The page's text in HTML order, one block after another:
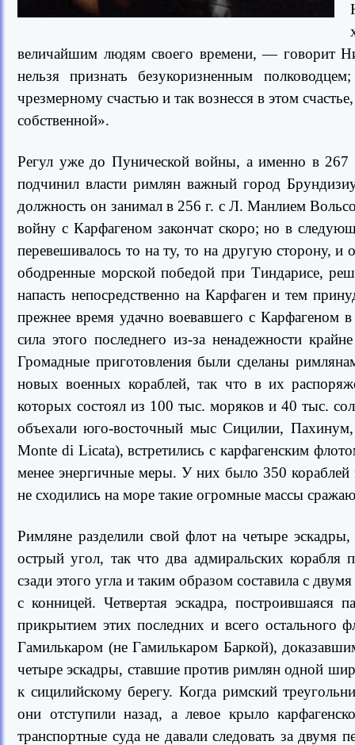
величайшим людям своего времени, — говорит
нельзя признать безукоризненным
чрезмерному счастью и так вознесся в этом
собственной».
Регул уже до Пунической войны, а именно в 267
подчинил власти римлян важный город
должность он занимал в 256 г. с Л. Манлием
войну с Карфагеном закончат скоро; но в
перевешивалось то на ту, то на другую сторону,
ободренные морской победой при Тиндарисе,
напасть непосредственно на Карфаген и тем
прежнее время удачно воевавшего с Карфагеном
сила этого последнего из-за ненадежности
Громадные приготовления были сделаны
новых военных кораблей, так что в их
которых состоял из 100 тыс. моряков и 40 тыс.
объехали юго-восточный мыс Сицилии,
Monte di Licata), встретились с карфагенским
менее энергичные меры. У них было 350
не сходились на море такие огромные массы
Римляне разделили свой флот на четыре
острый угол, так что два адмиральских корабля
сзади этого угла и таким образом составила с
с конницей. Четвертая эскадра, построившаяся
прикрытием этих последних и всего остального
Гамилькаром (не Гамилькаром Баркой),
четыре эскадры, ставшие против римлян одной
к сицилийскому берегу. Когда римский
они отступили назад, а левое крыло
транспортные суда не давали следовать за